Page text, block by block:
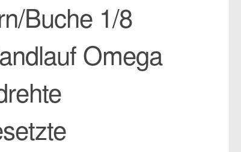
Buche 1/8
Omega